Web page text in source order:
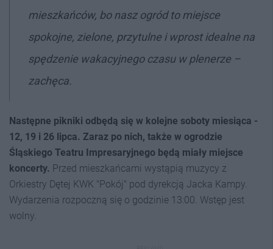
mieszkańców, bo nasz ogród to miejsce
spokojne, zielone, przytulne i wprost idealne na
spędzenie wakacyjnego czasu w plenerze –
zachęca.
Następne pikniki odbędą się w kolejne soboty miesiąca -
12, 19 i 26 lipca. Zaraz po nich, także w ogrodzie
Śląskiego Teatru Impresaryjnego będą miały miejsce
koncerty. Przed mieszkańcami wystąpią muzycy z
Orkiestry Dętej KWK "Pokój" pod dyrekcją Jacka Kampy.
Wydarzenia rozpoczną się o godzinie 13:00. Wstęp jest
wolny.